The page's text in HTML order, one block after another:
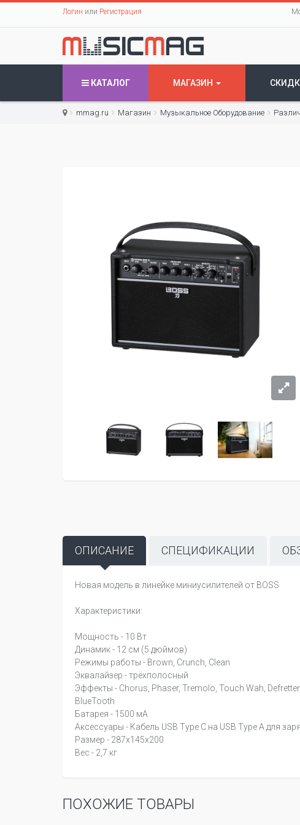
Логин или Регистрация
КАТАЛОГ МАГАЗИН
mmag.ru Магазин Музыкальное Оборудование
ОПИСАНИЕ СПЕЦИФИКАЦИИ
Новая модель в линейке миниусилителей от BOSS
Характеристики:
Мощность - 10 Вт
Динамик - 12 см (5 дюймов)
Режимы работы - Brown, Crunch, Clean
Эквалайзер - трёхполосный
Эффекты - Chorus, Phaser, Tremolo, Touch Wah,
BlueTooth
Батарея - 1500 мА
Аксессуары - Кабель USB Type C на USB Type A для
Размер - 287x145x200
Вес - 2,7 кг
ПОХОЖИЕ ТОВАРЫ